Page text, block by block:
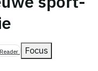
Focus